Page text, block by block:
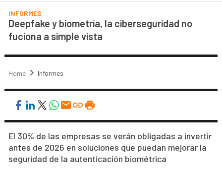
INFORMES
Deepfake y biometría, la ciberseguridad no
fuciona a simple vista
Home Informes
El 30% de las empresas se verán obligadas a invertir
antes de 2026 en soluciones que puedan mejorar la
seguridad de la autenticación biométrica